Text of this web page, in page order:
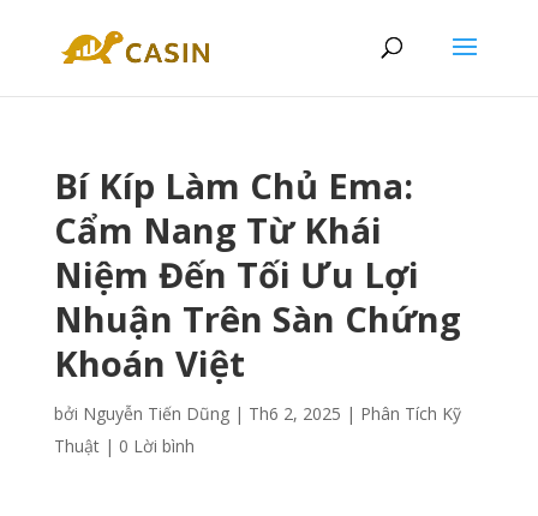
Bí Kíp Làm Chủ Ema:
Cẩm Nang Từ Khái
Niệm Đến Tối Ưu Lợi
Nhuận Trên Sàn Chứng
Khoán Việt
bởi Nguyễn Tiến Dũng| Th6 2, 2025 | Phân Tích Kỹ
Thuật| 0 Lời bình